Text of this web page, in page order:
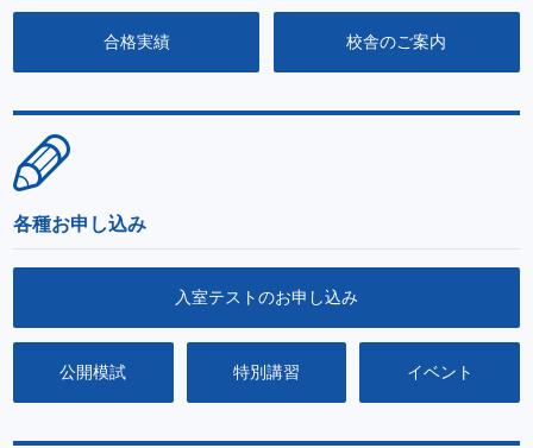
合格実績 校舎のご案内
各種お申し込み
入室テストのお申し込み
公開模試 特別講習 イベント